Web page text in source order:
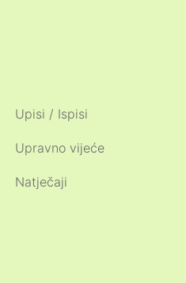
Upisi / Ispisi
Upravno vijeće
Natječaji